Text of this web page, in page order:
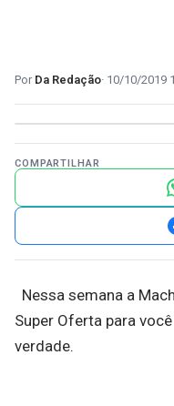
Da Redação 10/10/2019
COMPARTILHAR
Nessa semana a
Super Oferta para
verdade.